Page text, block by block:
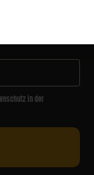
in der